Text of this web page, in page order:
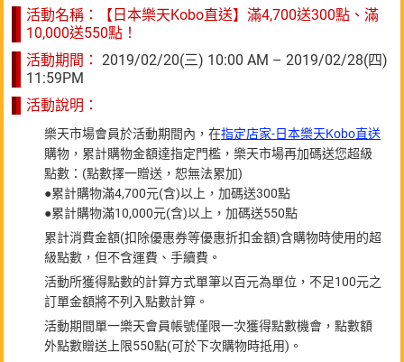
活動名稱：【日本樂天Kobo直送】滿4,700送300點、滿
10,000送550點！
活動期間： 2019/02/20(三) 10:00 AM – 2019/02/28(四)
11:59PM
活動說明：
樂天市場會員於活動期間內，在指定店家-日本樂天Kobo直送
購物，累計購物金額達指定門檻，樂天市場再加碼送您超級
點數：(點數擇一贈送，恕無法累加)
●累計購物滿4,700元(含)以上，加碼送300點
●累計購物滿10,000元(含)以上，加碼送550點
累計消費金額(扣除優惠券等優惠折扣金額)含購物時使用的超
級點數，但不含運費、手續費。
活動所獲得點數的計算方式單筆以百元為單位，不足100元之
訂單金額將不列入點數計算。
活動期間單一樂天會員帳號僅限一次獲得點數機會，點數額
外點數贈送上限550點(可於下次購物時抵用)。